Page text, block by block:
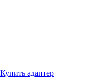
Купить адаптер